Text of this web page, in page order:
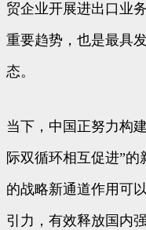
贸企业开展进出口业
重要趋势，也是最具
态。
当下，中国正努力构
际双循环相互促进”
的战略新通道作用可
引力，有效释放国内